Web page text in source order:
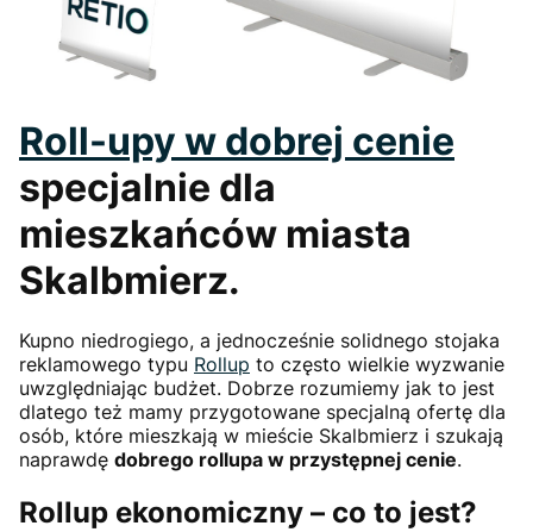
Roll-upy w dobrej cenie
specjalnie dla
mieszkańców miasta
Skalbmierz.
Kupno niedrogiego, a jednocześnie solidnego stojaka
reklamowego typu Rollup to często wielkie wyzwanie
uwzględniając budżet. Dobrze rozumiemy jak to jest
dlatego też mamy przygotowane specjalną ofertę dla
osób, które mieszkają w mieście Skalbmierz i szukają
naprawdę dobrego rollupa w przystępnej cenie.
Rollup ekonomiczny – co to jest?